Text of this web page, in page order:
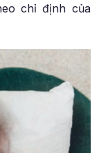
chỉ định của